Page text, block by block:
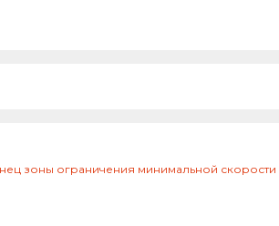
зоны ограничения минимальной скорости